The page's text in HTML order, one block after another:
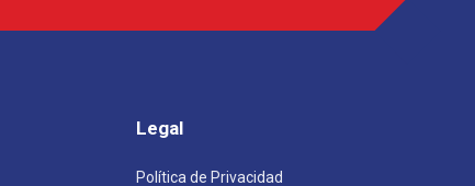
Legal
Política de Privacidad